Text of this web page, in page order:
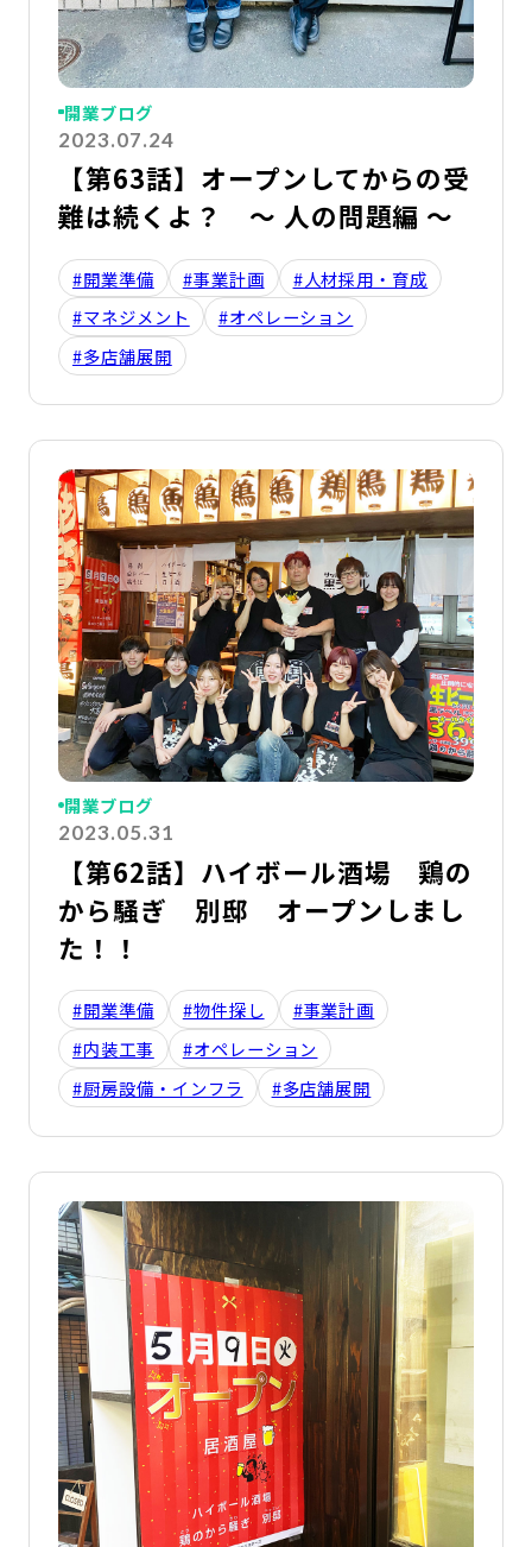
2023.07.24
開業ブログ
【第63話】オープンしてからの受
難は続くよ？ ～ 人の問題編 ～
#開業準備 #事業計画
#人材採用・育成
#マネジメント
#オペレーション
#多店舗展開
2023.05.31
開業ブログ
【第62話】ハイボール酒場 鶏の
から騒ぎ 別邸 オープンしまし
た！！
#開業準備 #物件探し
#事業計画
#内装工事
#オペレーション
#厨房設備・インフラ
#多店舗展開